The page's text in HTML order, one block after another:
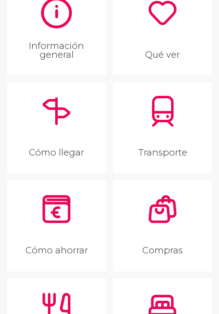
Información
general Qué ver
Cómo llegar Transporte
Cómo ahorrar Compras